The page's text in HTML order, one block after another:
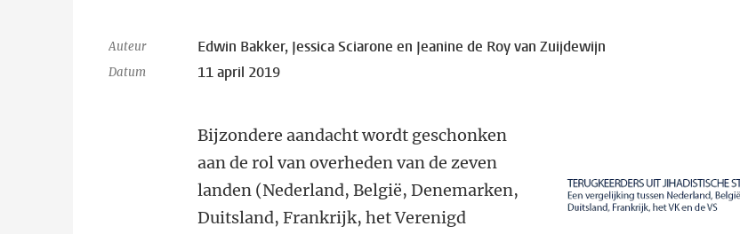
Auteur Edwin Bakker, Jessica Sciarone en Jeanine de Roy van Zuijdewijn
Datum 11 april 2019
Bijzondere aandacht wordt geschonken
aan de rol van overheden van de zeven
landen (Nederland, België, Denemarken,
Duitsland, Frankrijk, het Verenigd